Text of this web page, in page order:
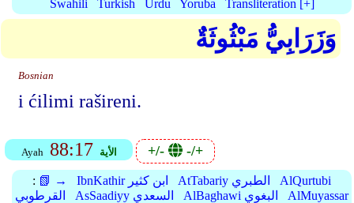
Swahili
Turkish Urdu Yoruba Transliteration [+]
وَزَرَابِيُّ مَبْثُوثَةٌ
Bosnian
i ćilimi rašireni.
Ayah 88:17 الأية +/- -/+
: 📗 → IbnKathir ابن كثير AtTabariy الطبري
AlQurtubi
القرطوبي
AsSaadiyy السعدي AlBaghawi البغوي
AlMuyassar